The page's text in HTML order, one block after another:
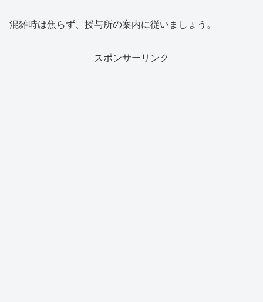
混雑時は焦らず、授与所の案内に従いましょう。
スポンサーリンク